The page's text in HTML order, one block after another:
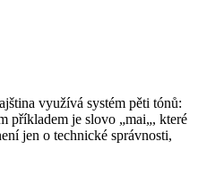
využívá systém pěti tónů:
příkladem je slovo „mai„, které
jen o technické správnosti,